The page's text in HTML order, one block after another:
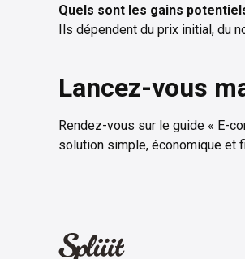
Quels sont les gains
Ils dépendent du prix initial, du
Lancez-vous
Rendez-vous sur le guide « E-
solution simple, économique et